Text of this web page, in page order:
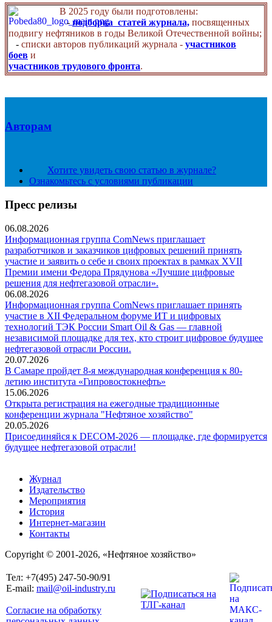
В 2025 году были подготовлены:
- подборка статей журнала, посвященных
подвигу нефтяников в годы Великой Отечественной войны;
- списки авторов публикаций журнала - участников
боев и
участников трудового фронта.
Авторам
Хотите увидеть свою статью в журнале?
Ознакомьтесь с условиями публикации
Пресс релизы
06.08.2026
Информационная группа ComNews приглашает
разработчиков и заказчиков цифровых решений принять
участие и заявить о себе и своих проектах в рамках XVII
Премии имени Федора Прядунова «Лучшие цифровые
решения для нефтегазовой отрасли».
06.08.2026
Информационная группа ComNews приглашает принять
участие в XII Федеральном форуме ИТ и цифровых
технологий ТЭК России Smart Oil & Gas — главной
независимой площадке для тех, кто строит цифровое будущее
нефтегазовой отрасли России.
20.07.2026
В Самаре пройдет 8-я международная конференция к 80-
летию института «Гипровостокнефть»
15.06.2026
Открыта регистрация на ежегодные традиционные
конференции журнала "Нефтяное хозяйство"
20.05.2026
Присоединяйся к DECOM-2026 — площадке, где формируется
будущее нефтегазовой отрасли!
Журнал
Издательство
Мероприятия
История
Интернет-магазин
Контакты
Copyright © 2001-2026, «Нефтяное хозяйство»
Тел: +7(495) 247-50-90/91
E-mail: mail@oil-industry.ru
Согласие на обработку